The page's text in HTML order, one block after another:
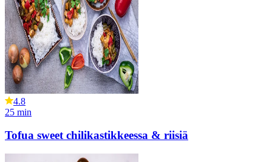
4.8
25 min
Tofua sweet chilikastikkeessa & riisiä